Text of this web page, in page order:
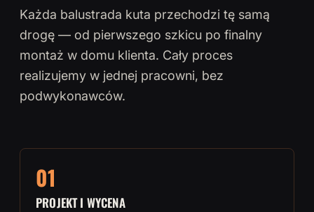
Każda balustrada kuta przechodzi tę samą
drogę — od pierwszego szkicu po finalny
montaż w domu klienta. Cały proces
realizujemy w jednej pracowni, bez
podwykonawców.
01
PROJEKT I WYCENA